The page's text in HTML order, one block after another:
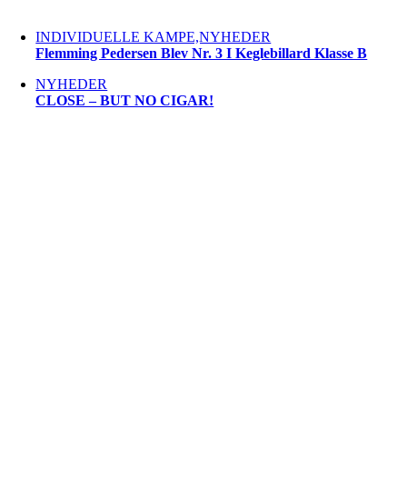
INDIVIDUELLE KAMPE,NYHEDER
Flemming Pedersen Blev Nr. 3 I Keglebillard Klasse B
NYHEDER
CLOSE – BUT NO CIGAR!